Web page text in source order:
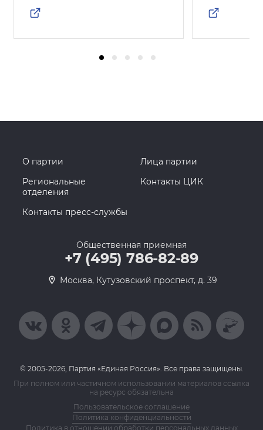
О партии
Лица партии
Региональные
отделения
Контакты ЦИК
Контакты пресс-службы
Общественная приемная
+7 (495) 786-82-89
Москва, Кутузовский проспект, д. 39
© 2005-2026, Партия «Единая Россия». Все права защищены.
При полном или частичном использовании материалов ссылка
на ресурс обязательна
Пользовательское соглашение
Политика конфиденциальности
Политика в отношении обработки персональных данных